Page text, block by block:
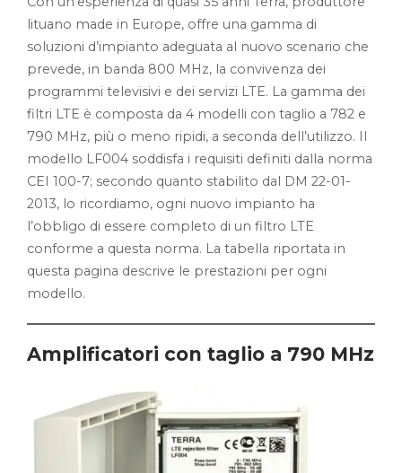
lituano made in Europe, offre una gamma di
soluzioni d’impianto adeguata al nuovo scenario che
prevede, in banda 800 MHz, la convivenza dei
programmi televisivi e dei servizi LTE. La gamma dei
filtri LTE è composta da 4 modelli con taglio a 782 e
790 MHz, più o meno ripidi, a seconda dell’utilizzo. Il
modello LF004 soddisfa i requisiti definiti dalla norma
CEI 100-7; secondo quanto stabilito dal DM 22-01-
2013, lo ricordiamo, ogni nuovo impianto ha
l’obbligo di essere completo di un filtro LTE
conforme a questa norma. La tabella riportata in
questa pagina descrive le prestazioni per ogni
modello.
Amplificatori con taglio a 790 MHz